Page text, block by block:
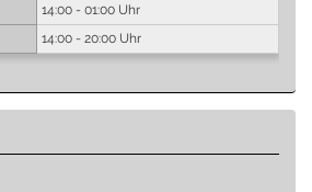
14:00 - 01:00 Uhr
14:00 - 20:00 Uhr